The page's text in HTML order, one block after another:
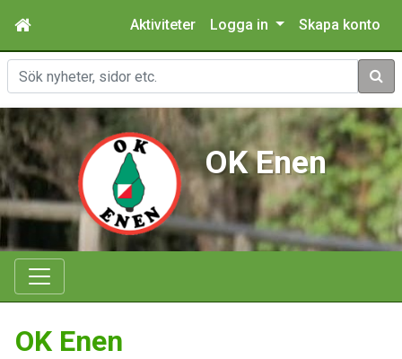
Aktiviteter Logga in Skapa konto
Sök
OK Enen
OK Enen